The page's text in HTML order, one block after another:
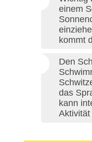
einem
kommt
Den
das
kann